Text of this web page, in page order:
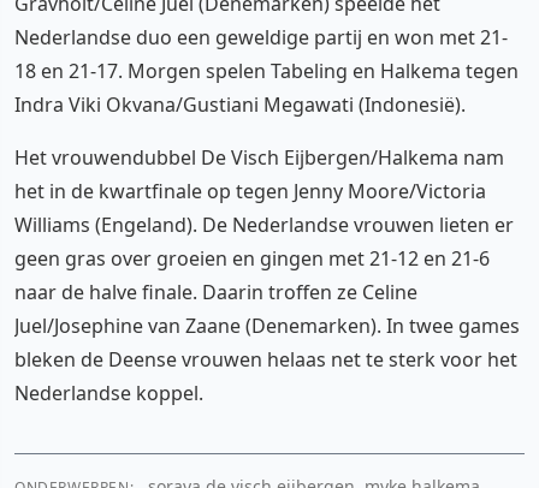
Nederlandse duo een geweldige partij en won met 21-
18 en 21-17. Morgen spelen Tabeling en Halkema tegen
Indra Viki Okvana/Gustiani Megawati (Indonesië).
Het vrouwendubbel De Visch Eijbergen/Halkema nam
het in de kwartfinale op tegen Jenny Moore/Victoria
Williams (Engeland). De Nederlandse vrouwen lieten er
geen gras over groeien en gingen met 21-12 en 21-6
naar de halve finale. Daarin troffen ze Celine
Juel/Josephine van Zaane (Denemarken). In twee games
bleken de Deense vrouwen helaas net te sterk voor het
Nederlandse koppel.